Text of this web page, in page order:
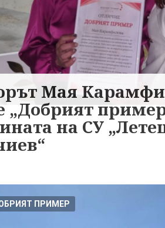
Мая
„Добрият
на СУ
ПРИМЕР